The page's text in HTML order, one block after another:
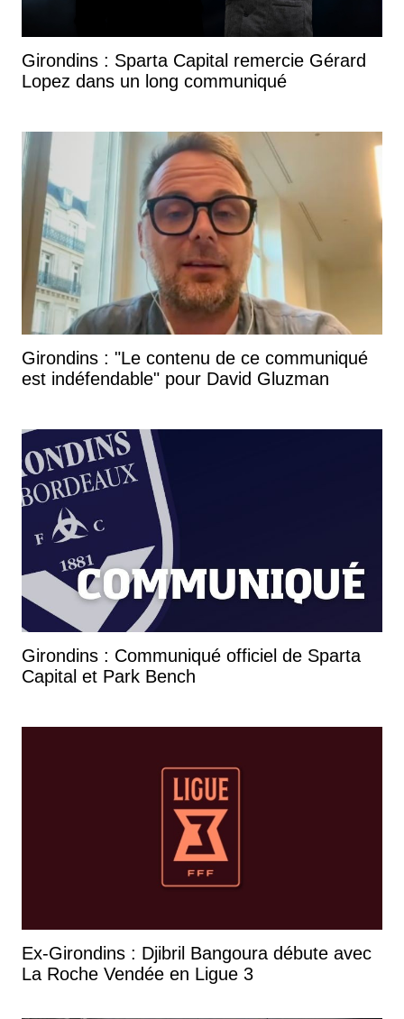
Girondins : Sparta Capital remercie Gérard
Lopez dans un long communiqué
Girondins : "Le contenu de ce communiqué
est indéfendable" pour David Gluzman
Girondins : Communiqué officiel de Sparta
Capital et Park Bench
Ex-Girondins : Djibril Bangoura débute avec
La Roche Vendée en Ligue 3